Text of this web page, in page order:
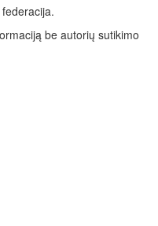
be autorių sutikimo